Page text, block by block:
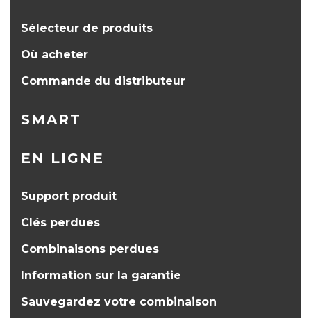
Sélecteur de produits
Où acheter
Commande du distributeur
SMART
EN LIGNE
Support produit
Clés perdues
Combinaisons perdues
Information sur la garantie
Sauvegardez votre combinaison